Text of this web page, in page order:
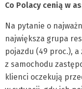
Co Polacy cenią w
Na pytanie o
największa grupa
pojazdu (49 proc.),
z samochodu
klienci oczekują